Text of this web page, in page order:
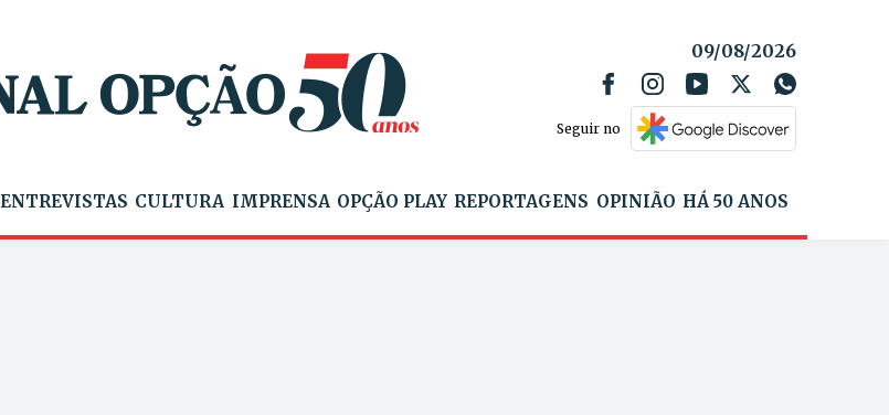
09/08/2026
Seguir no
ENTREVISTAS CULTURA IMPRENSA OPÇÃO PLAY REPORTAGENS OPINIÃO HÁ 50 ANOS